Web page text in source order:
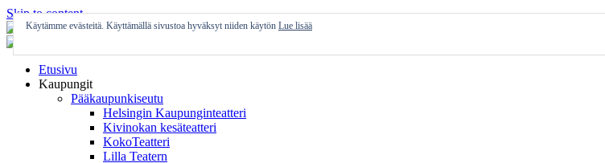
Skip to content
Etusivu
Kaupungit
Pääkaupunkiseutu
Helsingin Kaupunginteatteri
Kivinokan kesäteatteri
KokoTeatteri
Lilla Teatern
Käytämme evästeitä. Käyttämällä sivustoa hyväksyt niiden käytön Lue lisää